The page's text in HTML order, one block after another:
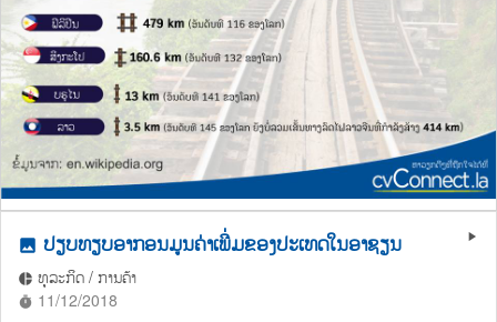
play_arrow
photo ປຽບທຽບອາກອນມູນຄ່າເພີ່ມຂອງປະເທດໃນອາຊຽນ
pie_chart ທຸລະກິດ / ການຄ້າ
timer 11/12/2018